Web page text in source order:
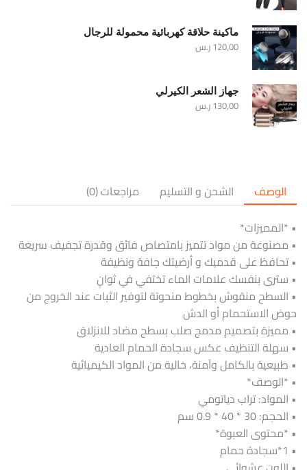
ماكينة حلاقة كهربائية محمولة للرجال
120,00ر.س
جهاز الشعر الكيرلي
130,00ر.س
الوصف الشحن و التسليم
مراجعات (0)
• *المميزات*
• مصنوعة من مواد تتميز بامتصاص فائق وقدرة تجفيف سريعة
• تحافظ على قدميك و أرضيتك جافة ونظيفة
• سترى بنفسك علامات الماء تختفي في ثوانٍ
• السطح منقوش بخطوط منحوتة لتوفير الثبات عند الخروج من
حوض الاستحمام أو الدش
• مميزة بتصميم مدمج صلب بسطح مضاد للانزلاق
• سهلة التنظيف عكس سجادة الحمام العادية
• طبيعية بالكامل وآمنة، خالية من المواد الكيميائية
• *الوصف*
• المواد: تراب دياتومي
• الحجم: 30 * 40 * 0.9 سم
• *محتوى العبوة*
• 1*سجادة حمام